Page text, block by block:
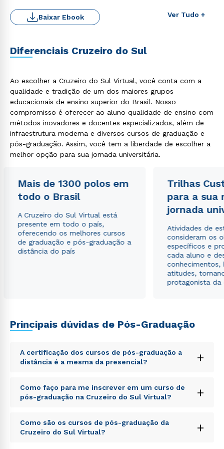
Ver Tudo +
Baixar Ebook
Diferenciais Cruzeiro do Sul
Ao escolher a Cruzeiro do Sul Virtual, você conta com a
qualidade e tradição de um dos maiores grupos
educacionais de ensino superior do Brasil. Nosso
compromisso é oferecer ao aluno qualidade de ensino com
métodos inovadores e docentes especializados, além de
infraestrutura moderna e diversos cursos de graduação e
pós-graduação. Assim, você tem a liberdade de escolher a
melhor opção para sua jornada universitária.
Mais de 1300 polos em
todo o Brasil
A Cruzeiro do Sul Virtual está
presente em todo o país,
oferecendo os melhores cursos
de graduação e pós-graduação a
distância do país
Trilhas
para a sua
jornada
Atividades de
consideram os
específicos e
cada aluno e
conhecimentos,
atitudes,
protagonista da
Principais dúvidas de Pós-Graduação
A certificação dos cursos de pós-graduação a
distância é a mesma da presencial?
+
Sed ut perspiciatis unde omnis iste natus error sit
voluptatem accusantium doloremque laudantium,
totam rem aperiam, eaque ipsa quae ab illo inventore
explicabo. Nemo enim ipsam voluptatem quia
voluptas sit aspernatur aut odit aut fugit, sed quia
Como faço para me inscrever em um curso de
pós-graduação na Cruzeiro do Sul Virtual?
+
Sed ut perspiciatis unde omnis iste natus error sit
voluptatem accusantium doloremque laudantium,
Como são os cursos de pós-graduação da
Cruzeiro do Sul Virtual?
+
Rápido e fácil
WhatsApp
ou
Política de Privacidade.
autorizo que meus dados sejam utilizados para o
envio de conteúdos da Cruzeiro do Sul.